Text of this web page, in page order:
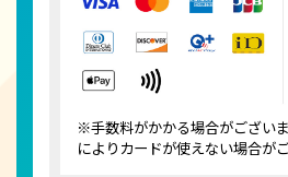
※手数料がかかる場合がござい
によりカードが使えない場合がご